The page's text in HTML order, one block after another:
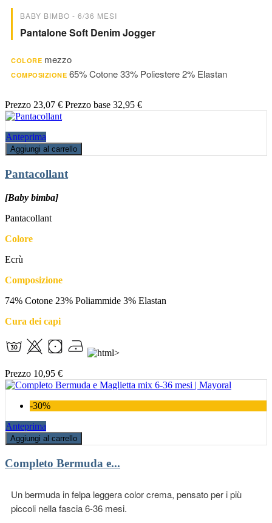
BABY BIMBO - 6/36 MESI
Pantalone Soft Denim Jogger
COLORE mezzo
COMPOSIZIONE 65% Cotone 33% Poliestere 2% Elastan
Prezzo 23,07 € Prezzo base 32,95 €
Anteprima
Aggiungi al carrello
Pantacollant
[Baby bimba]
Pantacollant
Colore
Ecrù
Composizione
74% Cotone 23% Poliammide 3% Elastan
Cura dei capi
Prezzo 10,95 €
-30%
Anteprima
Aggiungi al carrello
Completo Bermuda e...
Un bermuda in felpa leggera color crema, pensato per i più
piccoli nella fascia 6-36 mesi.